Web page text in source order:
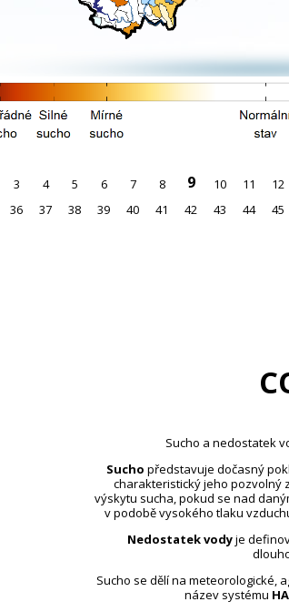
3 4 5 6 7 8 9 10 11 12
36 37 38 39 40 41 42 43 44 45
Sucho a nedostatek
Sucho představuje dočasný
charakteristický jeho pozvolný
výskytu sucha, pokud se nad
v podobě vysokého tlaku
Nedostatek vodyje
Sucho se dělí na meteorologické,
název systému